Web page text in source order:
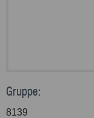
Gruppe:
8139